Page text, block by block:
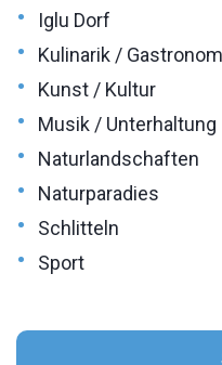
• Iglu Dorf
• Kulinarik /
• Kunst / Kultur
• Musik / Unterhaltung
• Naturlandschaften
• Naturparadies
• Schlitteln
• Sport